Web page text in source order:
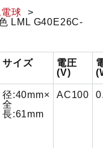
球
LML G40E26C-
サイズ
電圧
(V)
径:40mm×
全
長:61mm
AC100